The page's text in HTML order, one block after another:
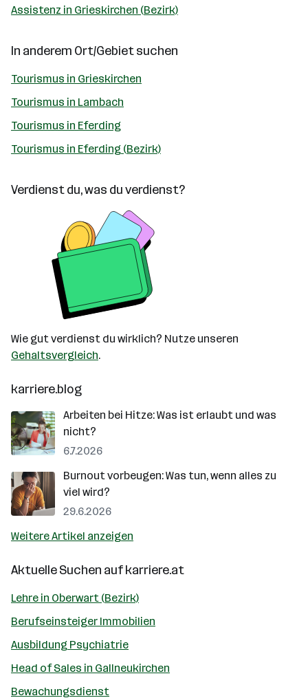
Assistenz in Grieskirchen (Bezirk)
In anderem Ort/Gebiet suchen
Tourismus in Grieskirchen
Tourismus in Lambach
Tourismus in Eferding
Tourismus in Eferding (Bezirk)
Verdienst du, was du verdienst?
Wie gut verdienst du wirklich? Nutze unseren
Gehaltsvergleich.
karriere.blog
Arbeiten bei Hitze: Was ist erlaubt und was
nicht?
6.7.2026
Burnout vorbeugen: Was tun, wenn alles zu
viel wird?
29.6.2026
Weitere Artikel anzeigen
Aktuelle Suchen aufkarriere.at
Lehre in Oberwart (Bezirk)
Berufseinsteiger Immobilien
Ausbildung Psychiatrie
Head of Sales in Gallneukirchen
Bewachungsdienst